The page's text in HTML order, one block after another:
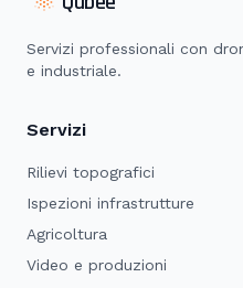
Servizi professionali con
e industriale.
Servizi
Rilievi topografici
Ispezioni infrastrutture
Agricoltura
Video e produzioni